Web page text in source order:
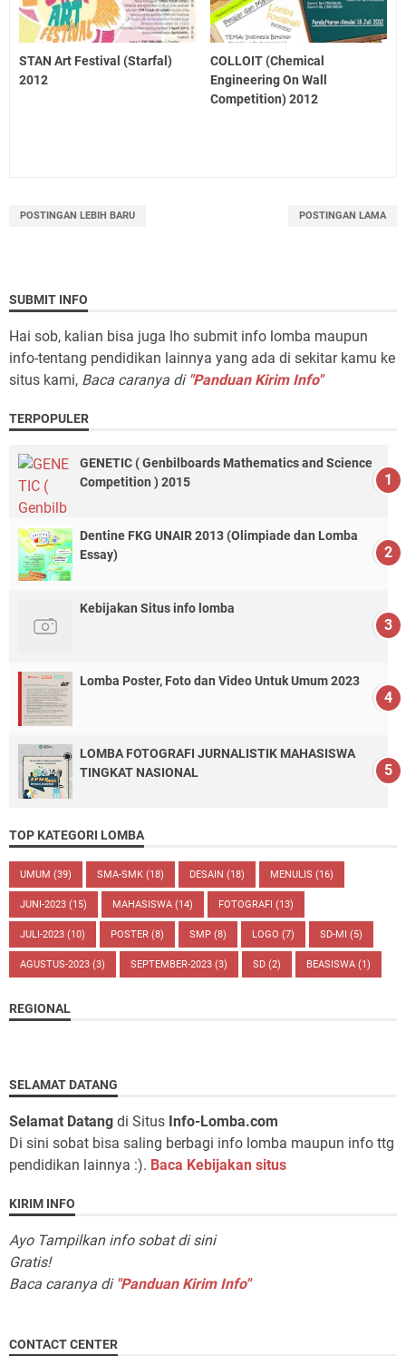
STAN Art Festival (Starfal)
2012
COLLOIT (Chemical
Engineering On Wall
Competition) 2012
POSTINGAN LEBIH BARU POSTINGAN LAMA
SUBMIT INFO
Hai sob, kalian bisa juga lho submit info lomba maupun
info-tentang pendidikan lainnya yang ada di sekitar kamu ke
situs kami, Baca caranya di "Panduan Kirim Info"
TERPOPULER
GENETIC ( Genbilboards Mathematics and Science
Competition ) 2015
Dentine FKG UNAIR 2013 (Olimpiade dan Lomba
Essay)
Kebijakan Situs info lomba
Lomba Poster, Foto dan Video Untuk Umum 2023
LOMBA FOTOGRAFI JURNALISTIK MAHASISWA
TINGKAT NASIONAL
TOP KATEGORI LOMBA
UMUM (39) SMA-SMK (18) DESAIN (18) MENULIS (16)
JUNI-2023 (15) MAHASISWA (14) FOTOGRAFI (13)
JULI-2023 (10) POSTER (8) SMP (8) LOGO (7) SD-MI (5)
AGUSTUS-2023 (3) SEPTEMBER-2023 (3) SD (2) BEASISWA (1)
REGIONAL
SELAMAT DATANG
Selamat Datang di Situs Info-Lomba.com
Di sini sobat bisa saling berbagi info lomba maupun info ttg
pendidikan lainnya :). Baca Kebijakan situs
KIRIM INFO
Ayo Tampilkan info sobat di sini
Gratis!
Baca caranya di "Panduan Kirim Info"
CONTACT CENTER